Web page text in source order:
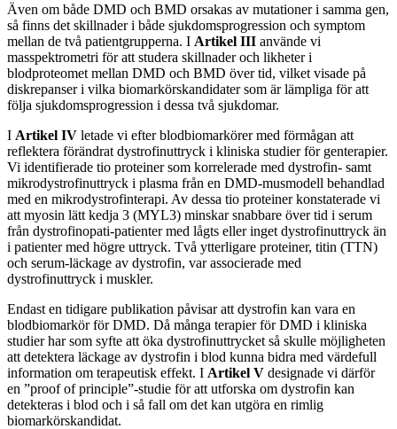
Även om både DMD och BMD orsakas av mutationer i samma gen,
så finns det skillnader i både sjukdomsprogression och symptom
mellan de två patientgrupperna. I Artikel III använde vi
masspektrometri för att studera skillnader och likheter i
blodproteomet mellan DMD och BMD över tid, vilket visade på
diskrepanser i vilka biomarkörskandidater som är lämpliga för att
följa sjukdomsprogression i dessa två sjukdomar.
I Artikel IV letade vi efter blodbiomarkörer med förmågan att
reflektera förändrat dystrofinuttryck i kliniska studier för genterapier.
Vi identifierade tio proteiner som korrelerade med dystrofin- samt
mikrodystrofinuttryck i plasma från en DMD-musmodell behandlad
med en mikrodystrofinterapi. Av dessa tio proteiner konstaterade vi
att myosin lätt kedja 3 (MYL3) minskar snabbare över tid i serum
från dystrofinopati-patienter med lågts eller inget dystrofinuttryck än
i patienter med högre uttryck. Två ytterligare proteiner, titin (TTN)
och serum-läckage av dystrofin, var associerade med
dystrofinuttryck i muskler.
Endast en tidigare publikation påvisar att dystrofin kan vara en
blodbiomarkör för DMD. Då många terapier för DMD i kliniska
studier har som syfte att öka dystrofinuttrycket så skulle möjligheten
att detektera läckage av dystrofin i blod kunna bidra med värdefull
information om terapeutisk effekt. I Artikel V designade vi därför
en ”proof of principle”-studie för att utforska om dystrofin kan
detekteras i blod och i så fall om det kan utgöra en rimlig
biomarkörskandidat.